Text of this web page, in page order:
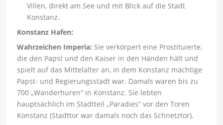
Villen, direkt am See und mit Blick auf die Stadt
Konstanz.
Konstanz Hafen:
Wahrzeichen Imperia: Sie verkörpert eine Prostituierte,
die den Papst und den Kaiser in den Händen hält und
spielt auf das Mittelalter an, in dem Konstanz mächtige
Papst- und Regierungsstadt war. Damals waren bis zu
700 „Wanderhuren“ in Konstanz. Sie lebten
hauptsächlich im Stadtteil „Paradies“ vor den Toren
Konstanz (Stadttor war damals noch das Schnetztor).